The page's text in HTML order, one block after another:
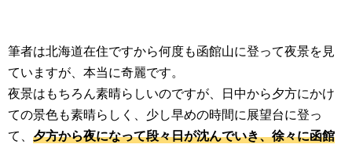
筆者は北海道在住ですから何度も函館山に登って夜景を見
ていますが、本当に奇麗です。
夜景はもちろん素晴らしいのですが、日中から夕方にかけ
ての景色も素晴らしく、少し早めの時間に展望台に登っ
て、 夕方から夜になって段々日が沈んでいき、徐々に函館